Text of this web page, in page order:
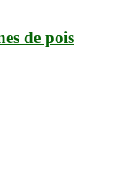
de pois